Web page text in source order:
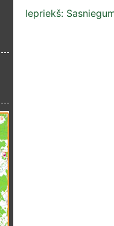
Ziņu
Iepriekš: